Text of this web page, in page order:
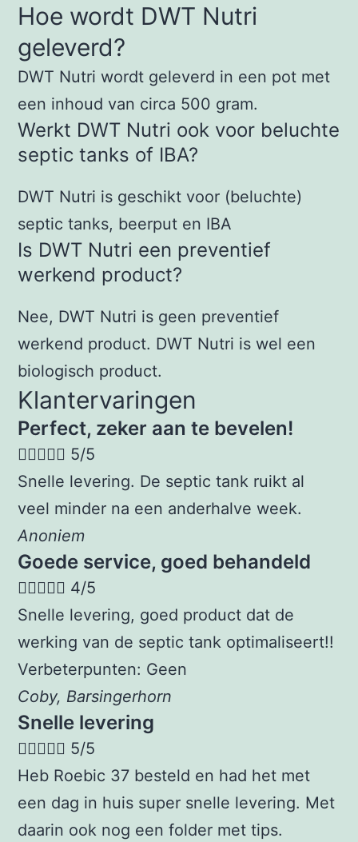
Hoe wordt DWT Nutri
geleverd?
DWT Nutri wordt geleverd in een pot met
een inhoud van circa 500 gram.
Werkt DWT Nutri ook voor beluchte
septic tanks of IBA?
DWT Nutri is geschikt voor (beluchte)
septic tanks, beerput en IBA
Is DWT Nutri een preventief
werkend product?
Nee, DWT Nutri is geen preventief
werkend product. DWT Nutri is wel een
biologisch product.
Klantervaringen
Perfect, zeker aan te bevelen!
 5/5
Snelle levering. De septic tank ruikt al
veel minder na een anderhalve week.
Anoniem
Goede service, goed behandeld
 4/5
Snelle levering, goed product dat de
werking van de septic tank optimaliseert!!
Verbeterpunten: Geen
Coby, Barsingerhorn
Snelle levering
 5/5
Heb Roebic 37 besteld en had het met
een dag in huis super snelle levering. Met
daarin ook nog een folder met tips.